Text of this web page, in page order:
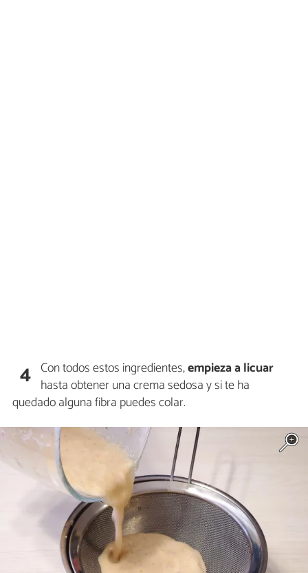
4 Con todos estos ingredientes,empieza a licuar
hasta obtener una crema sedosa y si te ha
quedado alguna fibra puedes colar.